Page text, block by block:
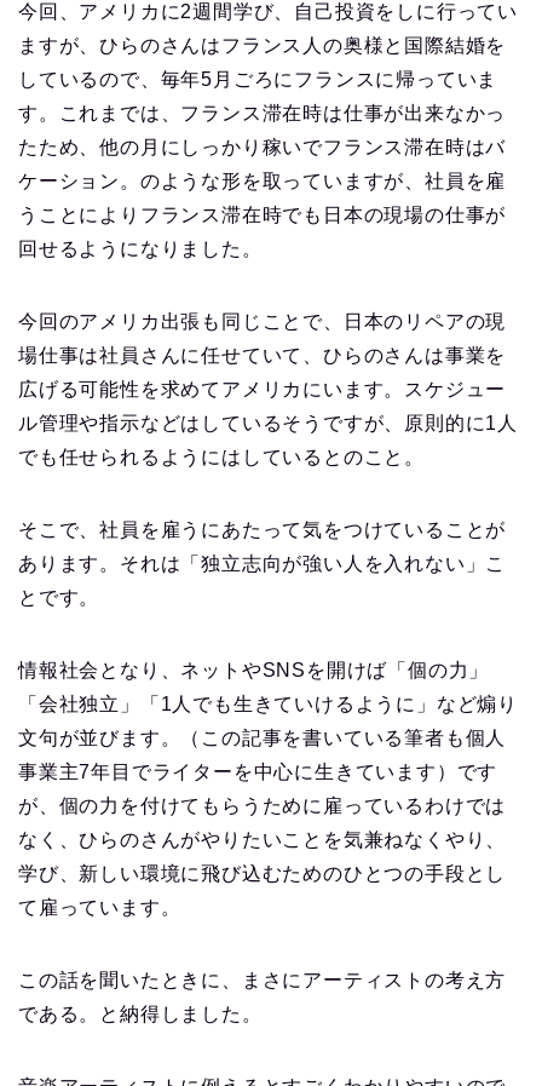
今回、アメリカに2週間学び、自己投資をしに行ってい
ますが、ひらのさんはフランス人の奥様と国際結婚を
しているので、毎年5月ごろにフランスに帰っていま
す。これまでは、フランス滞在時は仕事が出来なかっ
たため、他の月にしっかり稼いでフランス滞在時はバ
ケーション。のような形を取っていますが、社員を雇
うことによりフランス滞在時でも日本の現場の仕事が
回せるようになりました。
今回のアメリカ出張も同じことで、日本のリペアの現
場仕事は社員さんに任せていて、ひらのさんは事業を
広げる可能性を求めてアメリカにいます。スケジュー
ル管理や指示などはしているそうですが、原則的に1人
でも任せられるようにはしているとのこと。
そこで、社員を雇うにあたって気をつけていることが
あります。それは「独立志向が強い人を入れない」こ
とです。
情報社会となり、ネットやSNSを開けば「個の力」
「会社独立」「1人でも生きていけるように」など煽り
文句が並びます。（この記事を書いている筆者も個人
事業主7年目でライターを中心に生きています）です
が、個の力を付けてもらうために雇っているわけでは
なく、ひらのさんがやりたいことを気兼ねなくやり、
学び、新しい環境に飛び込むためのひとつの手段とし
て雇っています。
この話を聞いたときに、まさにアーティストの考え方
である。と納得しました。